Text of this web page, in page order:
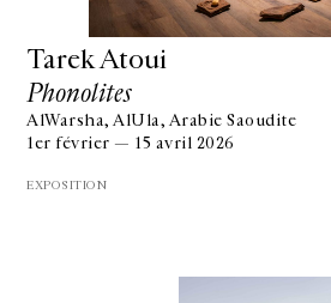
Tarek Atoui
Phonolites
AlWarsha, AlUla, Arabie Saoudite
1er février — 15 avril 2026
EXPOSITION